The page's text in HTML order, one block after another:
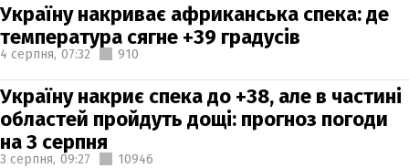
Україну накриває африканська спека: де
температура сягне +39 градусів
4 серпня, 07:32 910
Україну накриє спека до +38, але в частині
областей пройдуть дощі: прогноз погоди
на 3 серпня
3 серпня, 09:27 10946